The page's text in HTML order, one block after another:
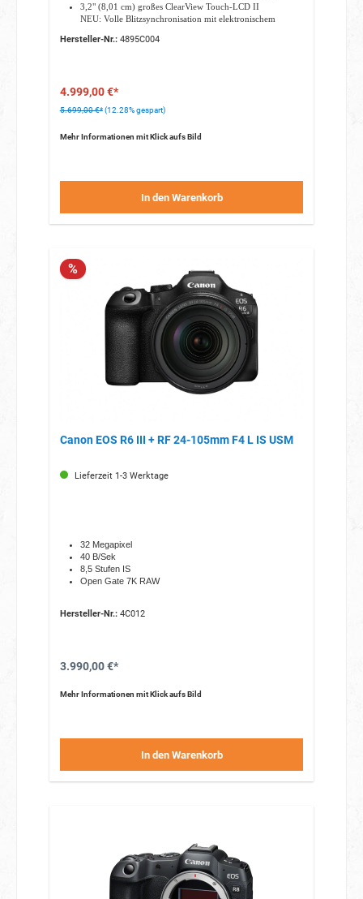
3,2" (8,01 cm) großes ClearView Touch-LCD II
NEU: Volle Blitzsynchronisation mit elektronischem
WLAN und Bluetooth 5.0 Unterstützung
Hersteller-Nr.:4895C004
4.999,00 €*
5.699,00 €* (12.28% gespart)
Mehr Informationen mit Klick aufs Bild
In den Warenkorb
%
Canon EOS R6 III + RF 24-105mm F4 L IS USM
Lieferzeit 1-3 Werktage
32 Megapixel
40 B/Sek
8,5 Stufen IS
Open Gate 7K RAW
Hersteller-Nr.:4C012
3.990,00 €*
Mehr Informationen mit Klick aufs Bild
In den Warenkorb